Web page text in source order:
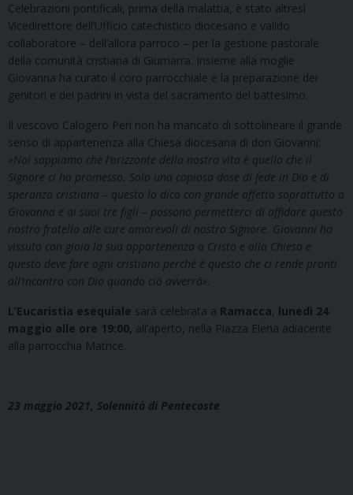
Celebrazioni pontificali, prima della malattia, è stato altresì
Vicedirettore dell’Ufficio catechistico diocesano e valido
collaboratore – dell’allora parroco – per la gestione pastorale
della comunità cristiana di Giumarra. Insieme alla moglie
Giovanna ha curato il coro parrocchiale e la preparazione dei
genitori e dei padrini in vista del sacramento del battesimo.
Il vescovo Calogero Peri non ha mancato di sottolineare il grande
senso di appartenenza alla Chiesa diocesana di don Giovanni:
«Noi sappiamo che l’orizzonte della nostra vita è quello che il
Signore ci ha promesso. Solo una copiosa dose di fede in Dio e di
speranza cristiana – questo lo dico con grande affetto soprattutto a
Giovanna e ai suoi tre figli – possono permetterci di affidare questo
nostro fratello alle cure amorevoli di nostro Signore. Giovanni ha
vissuto con gioia la sua appartenenza a Cristo e alla Chiesa e
questo deve fare ogni cristiano perché è questo che ci rende pronti
all’incontro con Dio quando ciò avverrà».
L’Eucaristia esequiale sarà celebrata a Ramacca, lunedì 24
maggio alle ore 19:00, all’aperto, nella Piazza Elena adiacente
alla parrocchia Matrice.
23 maggio 2021, Solennità di Pentecoste